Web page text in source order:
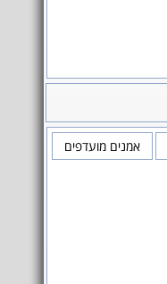
אמנים מועדפים